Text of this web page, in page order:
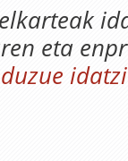
eta